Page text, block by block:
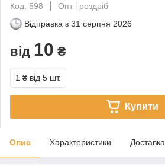
Код: 598
Опт і роздріб
Відправка з 31 серпня 2026
від 10 ₴
1 ₴ від 5 шт.
Купити
Опис Характеристики Доставка